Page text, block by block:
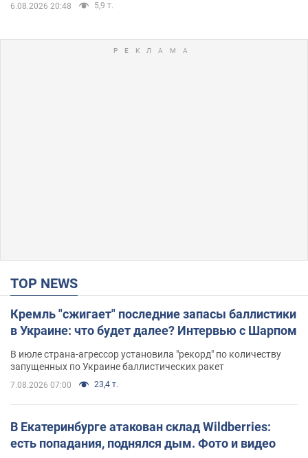
6.08.2026 20:48 5,9 т.
TOP NEWS
Кремль "сжигает" последние запасы баллистики
в Украине: что будет далее? Интервью с Шарпом
В июле страна-агрессор установила "рекорд" по количеству
запущенных по Украине баллистических ракет
7.08.2026 07:00 23,4 т.
В Екатеринбурге атакован склад Wildberries:
есть попадания, поднялся дым. Фото и видео